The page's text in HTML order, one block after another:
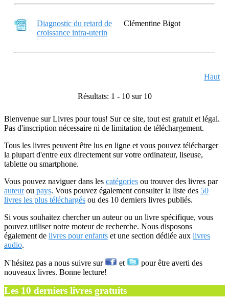
Diagnostic du retard de
croissance intra-uterin
Clémentine Bigot
Haut
Résultats: 1 - 10 sur 10
Bienvenue sur Livres pour tous! Sur ce site, tout est gratuit et légal.
Pas d'inscription nécessaire ni de limitation de téléchargement.
Tous les livres peuvent être lus en ligne et vous pouvez télécharger
la plupart d'entre eux directement sur votre ordinateur, liseuse,
tablette ou smartphone.
Vous pouvez naviguer dans les catégories ou trouver des livres par
auteurou pays. Vous pouvez également consulter la liste des 50
livres les plus téléchargés ou des 10 derniers livres publiés.
Si vous souhaitez chercher un auteur ou un livre spécifique, vous
pouvez utiliser notre moteur de recherche. Nous disposons
également de livres pour enfants et une section dédiée aux livres
audio.
N'hésitez pas a nous suivre sur et
pour être averti des
nouveaux livres. Bonne lecture!
Les 10 derniers livres gratuits